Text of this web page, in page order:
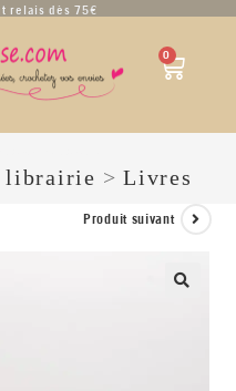
relais dès 75€
0
librairie > Livres
Produit suivant